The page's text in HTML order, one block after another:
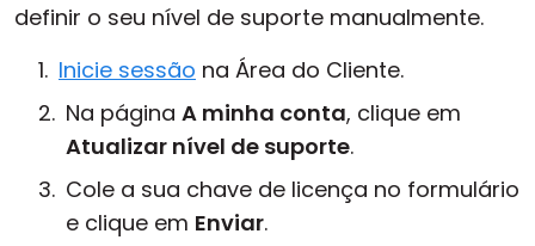
definir o seu nível de suporte manualmente.
Inicie sessão na Área do Cliente.
Na página A minha conta, clique em
Atualizar nível de suporte.
Cole a sua chave de licença no formulário
e clique em Enviar.